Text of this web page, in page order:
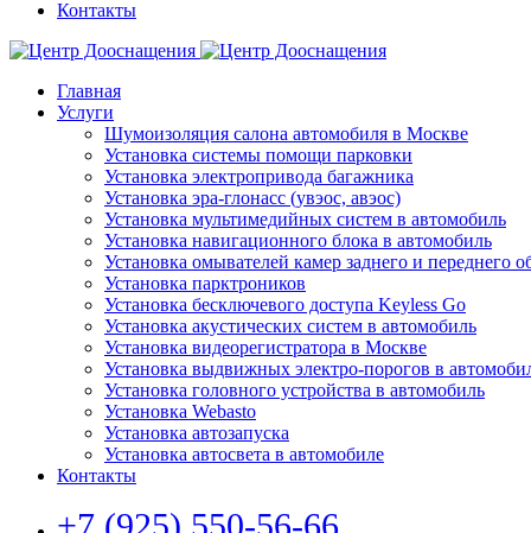
Контакты
Главная
Услуги
Шумоизоляция салона автомобиля в Москве
Установка системы помощи парковки
Установка электропривода багажника
Установка эра-глонасс (увэос, авэос)
Установка мультимедийных систем в автомобиль
Установка навигационного блока в автомобиль
Установка омывателей камер заднего и переднего
Установка парктроников
Установка бесключевого доступа Keyless Go
Установка акустических систем в автомобиль
Установка видеорегистратора в Москве
Установка выдвижных электро-порогов в
Установка головного устройства в автомобиль
Установка Webasto
Установка автозапуска
Установка автосвета в автомобиле
Контакты